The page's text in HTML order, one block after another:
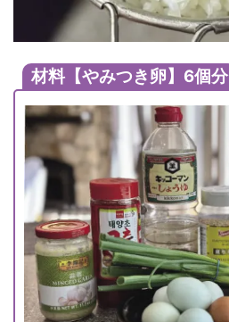
材料 【やみつき卵】6個分